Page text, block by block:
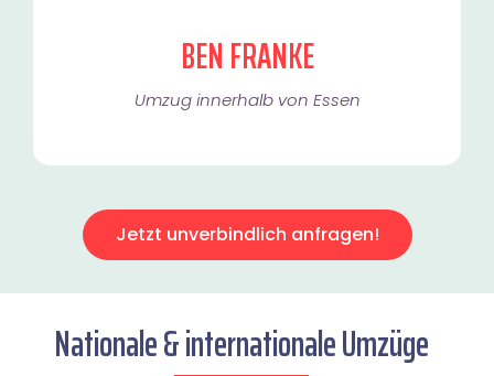
BEN FRANKE
Umzug innerhalb von Essen​
Jetzt unverbindlich anfragen!
Nationale & internationale Umzüge